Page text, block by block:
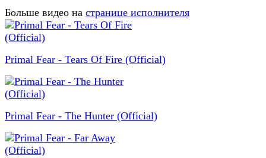
Больше видео на странице исполнителя
Primal Fear - Tears Of Fire (Official)
Primal Fear - The Hunter (Official)